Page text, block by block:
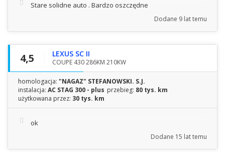
Stare solidne auto . Bardzo oszczędne
Dodane 9 lat temu
4,5 LEXUS SC II
COUPE 430 286KM 210KW
homologacja: "NAGAZ" STEFANOWSKI. S.J.
instalacja: AC STAG 300 - plus przebieg: 80 tys. km
użytkowana przez: 30 tys. km
ok
Dodane 15 lat temu